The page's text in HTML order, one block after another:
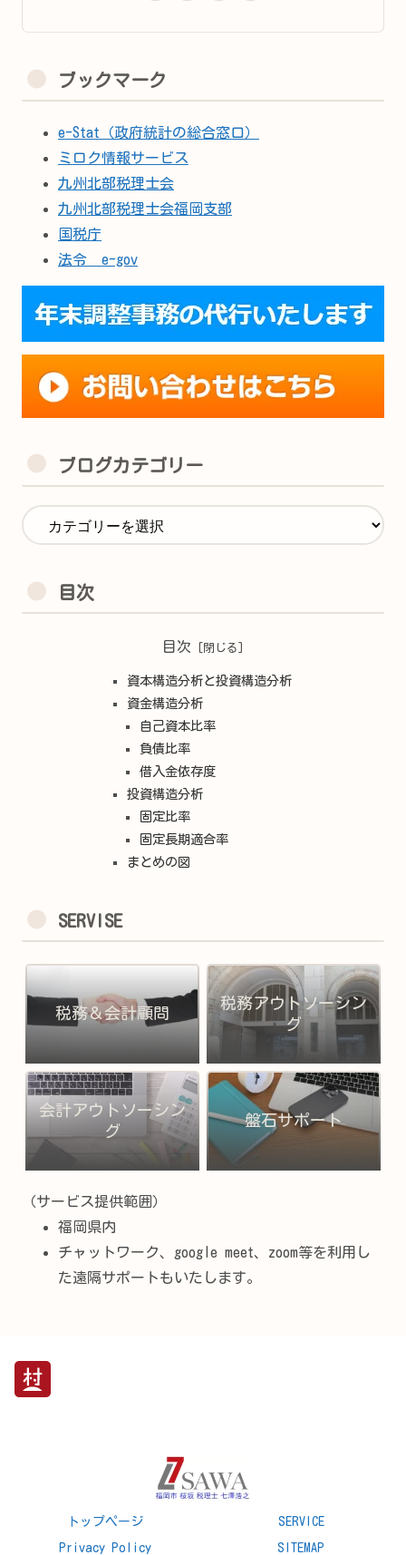
ブックマーク
e-Stat（政府統計の総合窓口）
ミロク情報サービス
九州北部税理士会
九州北部税理士会福岡支部
国税庁
法令 e-gov
ブログカテゴリー
目次
目次
資本構造分析と投資構造分析
資金構造分析
自己資本比率
負債比率
借入金依存度
投資構造分析
固定比率
固定長期適合率
まとめの図
SERVISE
税務＆会計顧問
税務アウトソーシン
グ
会計アウトソーシン
グ
盤石サポート
（サービス提供範囲）
福岡県内
チャットワーク、google meet、zoom等を利用し
た遠隔サポートもいたします。
トップページ SERVICE
Privacy Policy SITEMAP